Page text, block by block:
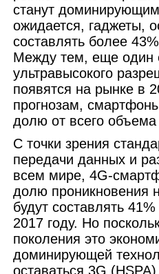
станут
ожидается, гаджеты,
составлять более
Между тем, еще один
ультравысокого
появятся на рынке в
прогнозам,
долю от всего
С точки зрения
передачи данных и
всем мире, 4G-
долю проникновения
будут составлять
2017 году. Но
поколения это
доминирующей
оставаться 3G